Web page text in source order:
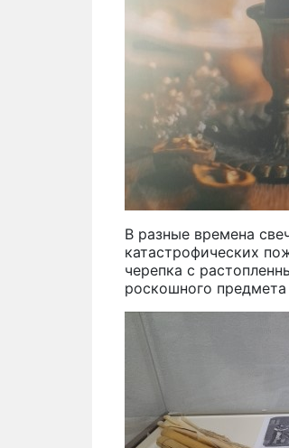
В разные времена
катастрофических
черепка с
роскошного